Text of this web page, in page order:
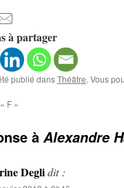
à partager
publié dansThéâtre. Vous
F »
à Alexandre
Deglidit :